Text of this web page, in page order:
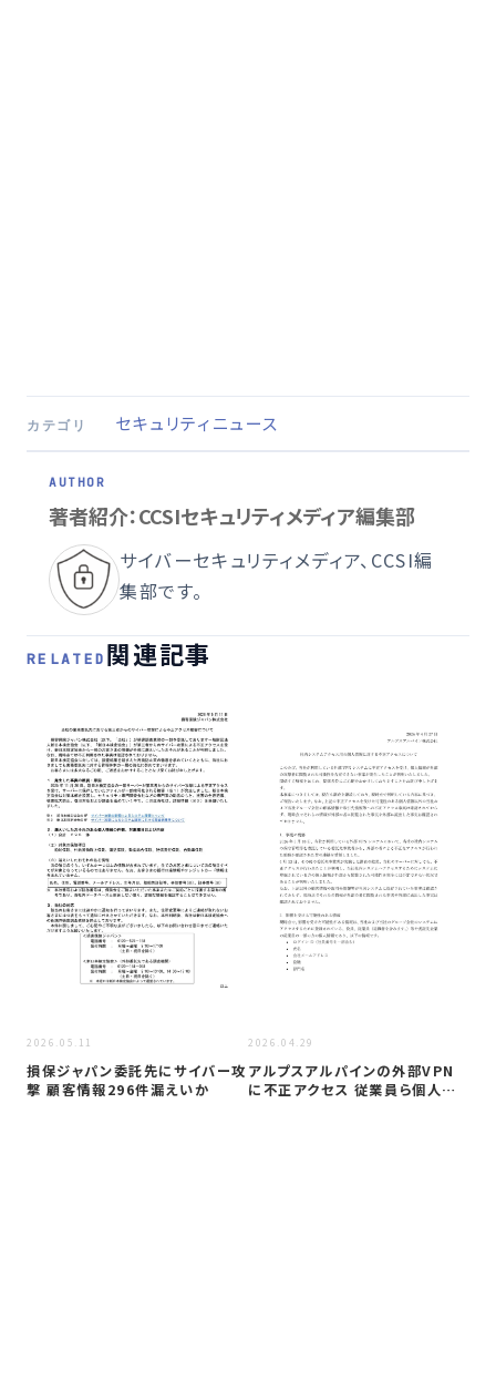
カテゴリ セキュリティニュース
著者紹介：CCSIセキュリティメディア編集部
サイバーセキュリティメディア、CCSI編
集部です。
RELATED 関連記事
2026.05.11
損保ジャパン委託先にサイバー攻
撃 顧客情報296件漏えいか
2026.04.29
アルプスアルパインの外部VPN
に不正アクセス 従業員ら個人情